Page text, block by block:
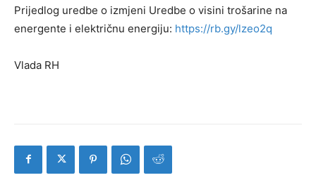
Prijedlog uredbe o izmjeni Uredbe o visini trošarine na
energente i električnu energiju: https://rb.gy/lzeo2q
Vlada RH